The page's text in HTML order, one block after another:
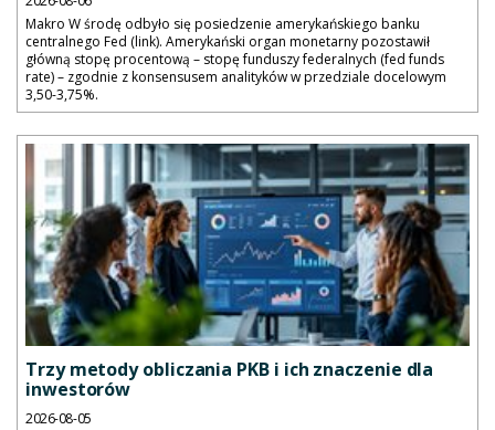
Makro W środę odbyło się posiedzenie amerykańskiego banku
centralnego Fed (link). Amerykański organ monetarny pozostawił
główną stopę procentową – stopę funduszy federalnych (fed funds
rate) – zgodnie z konsensusem analityków w przedziale docelowym
3,50-3,75%.
Trzy metody obliczania PKB i ich znaczenie dla
inwestorów
2026-08-05